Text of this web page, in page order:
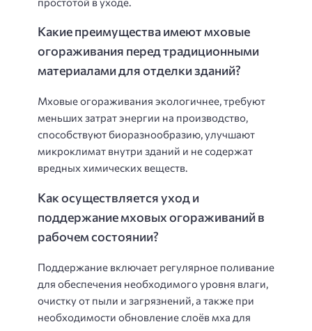
Какие преимущества имеют мховые
огораживания перед традиционными
материалами для отделки зданий?
Мховые огораживания экологичнее, требуют
меньших затрат энергии на производство,
способствуют биоразнообразию, улучшают
микроклимат внутри зданий и не содержат
вредных химических веществ.
Как осуществляется уход и
поддержание мховых огораживаний в
рабочем состоянии?
Поддержание включает регулярное поливание
для обеспечения необходимого уровня влаги,
очистку от пыли и загрязнений, а также при
необходимости обновление слоёв мха для